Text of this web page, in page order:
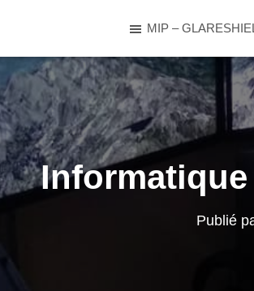
MIP –
Publié